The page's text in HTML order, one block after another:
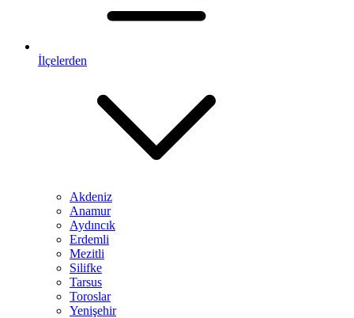
İlçelerden
Akdeniz
Anamur
Aydıncık
Erdemli
Mezitli
Silifke
Tarsus
Toroslar
Yenişehir